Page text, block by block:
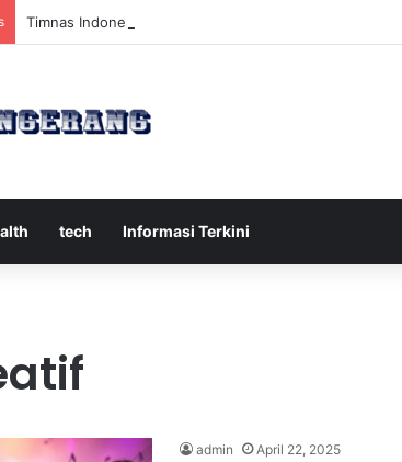
Timnas Indonesia U-17 Tereliminasi, Berikut 4 Tim
tech Informasi Terkini
admin April 22, 2025